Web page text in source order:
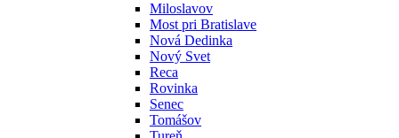
Miloslavov
Most pri Bratislave
Nová Dedinka
Nový Svet
Reca
Rovinka
Senec
Tomášov